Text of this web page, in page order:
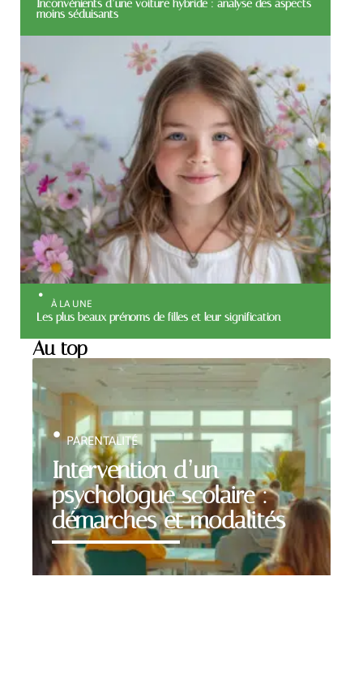
Inconvénients d’une voiture hybride : analyse des aspects
moins séduisants
À LA UNE
Les plus beaux prénoms de filles et leur signification
Au top
Intervention d’un
psychologue scolaire :
démarches et modalités
PARENTALITÉ